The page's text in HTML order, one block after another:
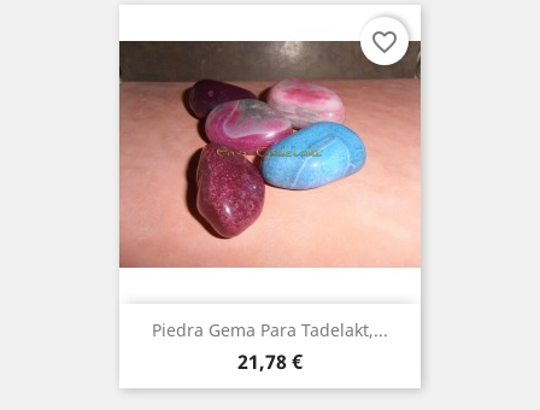
Piedra Gema Para Tadelakt,...
Precio
21,78 €
favorite_border